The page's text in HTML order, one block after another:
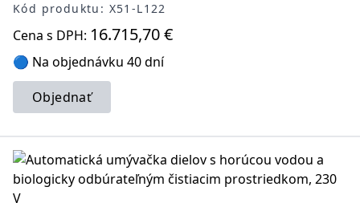
Kód produktu: X51-L122
Cena s DPH: 16.715,70 €
🔵 Na objednávku 40 dní
Objednať